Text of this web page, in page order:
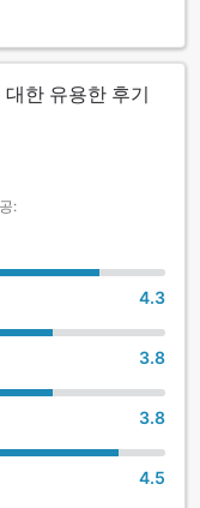
한 유용한 후기
:
4.3
3.8
3.8
4.5